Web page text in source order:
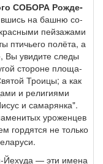
СОБОРА Рож­де­
на баш­ню со­
пей­за­жа­ми
пти­чье­го полёта, а
Вы уви­ди­те сле­ды
сто­ро­не пло­ща­
Тро­и­цы; а как
и ре­ли­ги­я­ми
и са­ма­рян­ка".
уро­жен­цев
гор­дят­ся не толь­ко
Йехуда — эти име­на